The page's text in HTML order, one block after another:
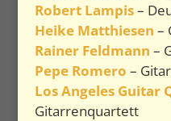
Robert Lampis–
Heike Matthiesen –
Rainer Feldmann –
Pepe Romero –
Los Angeles Guitar
Gitarrenquartett